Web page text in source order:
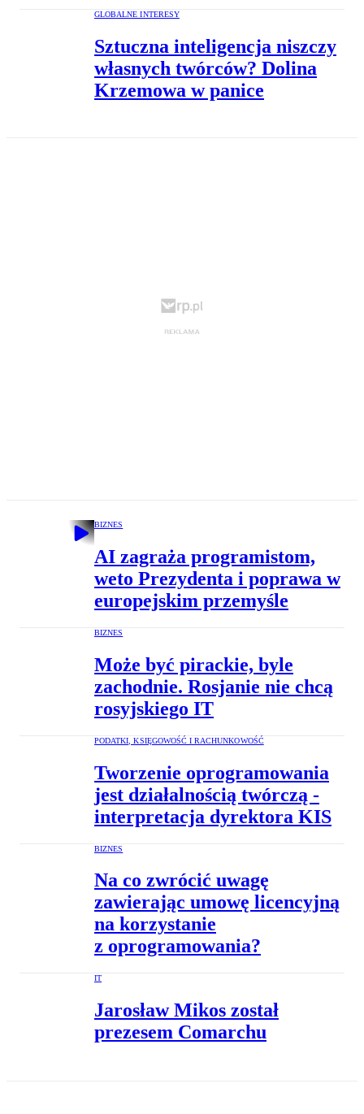
GLOBALNE INTERESY
Sztuczna inteligencja niszczy
własnych twórców? Dolina
Krzemowa w panice
BIZNES
AI zagraża programistom,
weto Prezydenta i poprawa w
europejskim przemyśle
BIZNES
Może być pirackie, byle
zachodnie. Rosjanie nie chcą
rosyjskiego IT
PODATKI, KSIĘGOWOŚĆ I RACHUNKOWOŚĆ
Tworzenie oprogramowania
jest działalnością twórczą -
interpretacja dyrektora KIS
BIZNES
Na co zwrócić uwagę
zawierając umowę licencyjną
na korzystanie
z oprogramowania?
IT
Jarosław Mikos został
prezesem Comarchu